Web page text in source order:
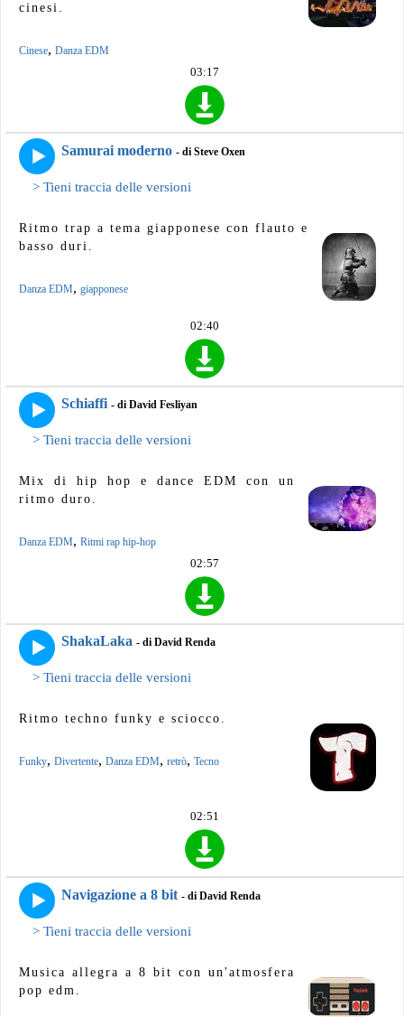
cinesi.
Cinese, Danza EDM
03:17
Samurai moderno - di Steve Oxen
> Tieni traccia delle versioni
Ritmo trap a tema giapponese con flauto e
basso duri.
Danza EDM, giapponese
02:40
Schiaffi - di David Fesliyan
> Tieni traccia delle versioni
Mix di hip hop e dance EDM con un
ritmo duro.
Danza EDM, Ritmi rap hip-hop
02:57
ShakaLaka - di David Renda
> Tieni traccia delle versioni
Ritmo techno funky e sciocco.
Funky, Divertente, Danza EDM, retrò, Tecno
02:51
Navigazione a 8 bit - di David Renda
> Tieni traccia delle versioni
Musica allegra a 8 bit con un'atmosfera
pop edm.